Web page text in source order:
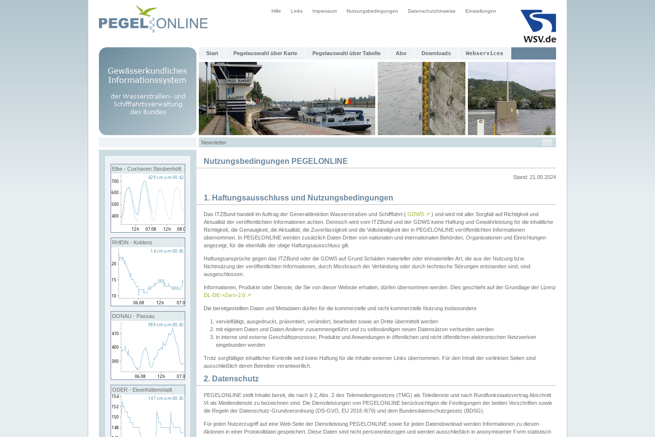
Hilfe Links Impressum Nutzungsbedingungen Datenschutzhinweise Einstellungen
Start Pegelauswahl über Karte Pegelauswahl über Tabelle Abo Downloads Webservices
Newsletter
Elbe - Cuxhaven Steubenhöft
RHEIN - Koblenz
DONAU - Passau
ODER - Eisenhüttenstadt
Nutzungsbedingungen PEGELONLINE
Stand: 21.05.2024
1. Haftungsausschluss und Nutzungsbedingungen
Das ITZBund handelt im Auftrag der Generaldirektion Wasserstraßen und Schifffahrt ( GDWS ↗ ) und wird mit aller Sorgfalt auf Richtigkeit und
Aktualität der veröffentlichten Informationen achten. Dennoch wird vom ITZBund und der GDWS keine Haftung und Gewährleistung für die inhaltliche
Richtigkeit, die Genauigkeit, die Aktualität, die Zuverlässigkeit und die Vollständigkeit der in PEGELONLINE veröffentlichten Informationen
übernommen. In PEGELONLINE werden zusätzlich Daten Dritter von nationalen und internationalen Behörden, Organisationen und Einrichtungen
angezeigt, für die ebenfalls der obige Haftungsausschluss gilt.
Haftungsansprüche gegen das ITZBund oder die GDWS auf Grund Schäden materieller oder immaterieller Art, die aus der Nutzung bzw.
Nichtnutzung der veröffentlichten Informationen, durch Missbrauch der Verbindung oder durch technische Störungen entstanden sind, sind
ausgeschlossen.
Informationen, Produkte oder Dienste, die Sie von dieser Website erhalten, dürfen übernommen werden. Dies geschieht auf der Grundlage der Lizenz
DL-DE->Zero-2.0 ↗
Die bereitgestellten Daten und Metadaten dürfen für die kommerzielle und nicht kommerzielle Nutzung insbesondere
vervielfältigt, ausgedruckt, präsentiert, verändert, bearbeitet sowie an Dritte übermittelt werden
mit eigenen Daten und Daten Anderer zusammengeführt und zu selbständigen neuen Datensätzen verbunden werden
in interne und externe Geschäftsprozesse, Produkte und Anwendungen in öffentlichen und nicht öffentlichen elektronischen Netzwerken
eingebunden werden
Trotz sorgfältiger inhaltlicher Kontrolle wird keine Haftung für die Inhalte externer Links übernommen. Für den Inhalt der verlinkten Seiten sind
ausschließlich deren Betreiber verantwortlich.
2. Datenschutz
PEGELONLINE stellt Inhalte bereit, die nach § 2, Abs. 2 des Telemediengesetzes (TMG) als Teledienste und nach Rundfunkstaatsvertrag Abschnitt
VI als Mediendienste zu bezeichnen sind. Die Dienstleistungen von PEGELONLINE berücksichtigen die Festlegungen der beiden Vorschriften sowie
die Regeln der Datenschutz-Grundverordnung (DS-GVO, EU 2016 /679) und dem Bundesdatenschutzgesetz (BDSG).
Für jeden Nutzerzugriff auf eine Web-Seite der Dienstleistung PEGELONLINE sowie für jeden Datendownload werden Informationen zu diesen
Aktionen in einer Protokolldatei gespeichert. Diese Daten sind nicht personenbezogen und werden ausschließlich in anonymisierter Form statistisch